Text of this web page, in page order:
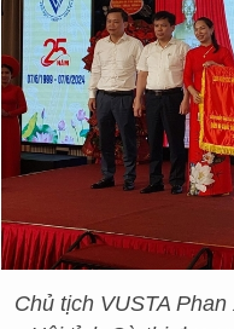
Chủ tịch VUSTA